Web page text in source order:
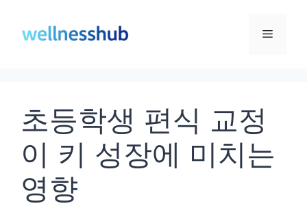
메
초등학생 편식 교정
이 키 성장에 미치는
영향